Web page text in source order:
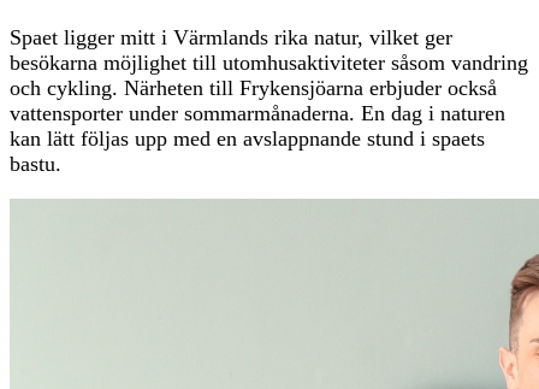
Spaet ligger mitt i Värmlands rika natur, vilket ger
besökarna möjlighet till utomhusaktiviteter såsom vandring
och cykling. Närheten till Frykensjöarna erbjuder också
vattensporter under sommarmånaderna. En dag i naturen
kan lätt följas upp med en avslappnande stund i spaets
bastu.